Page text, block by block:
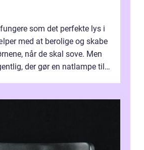
som det perfekte lys i
med at berolige og skabe
når de skal sove. Men
der gør en natlampe til